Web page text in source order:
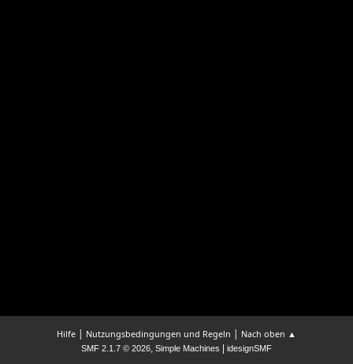
Hilfe | Nutzungsbedingungen und Regeln | Nach oben ▲
SMF 2.1.7 © 2026, Simple Machines idesignSMF